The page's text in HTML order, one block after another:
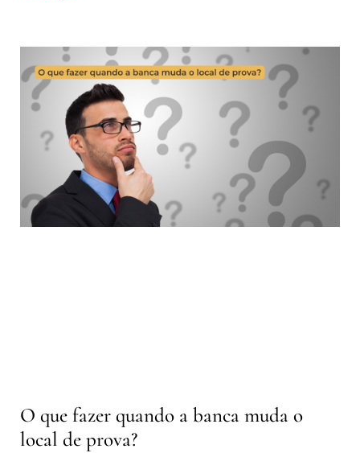
O que fazer quando a banca muda o
local de prova?